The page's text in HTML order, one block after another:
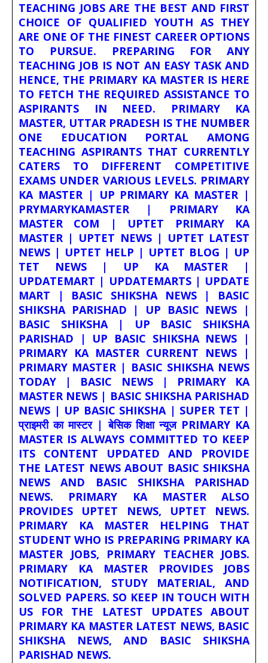
TEACHING JOBS ARE THE BEST AND FIRST
CHOICE OF QUALIFIED YOUTH AS THEY
ARE ONE OF THE FINEST CAREER OPTIONS
TO PURSUE. PREPARING FOR ANY
TEACHING JOB IS NOT AN EASY TASK AND
HENCE, THE PRIMARY KA MASTER IS HERE
TO FETCH THE REQUIRED ASSISTANCE TO
ASPIRANTS IN NEED. PRIMARY KA
MASTER, UTTAR PRADESH IS THE NUMBER
ONE EDUCATION PORTAL AMONG
TEACHING ASPIRANTS THAT CURRENTLY
CATERS TO DIFFERENT COMPETITIVE
EXAMS UNDER VARIOUS LEVELS. PRIMARY
KA MASTER | UP PRIMARY KA MASTER |
PRYMARYKAMASTER | PRIMARY KA
MASTER COM | UPTET PRIMARY KA
MASTER | UPTET NEWS | UPTET LATEST
NEWS | UPTET HELP | UPTET BLOG | UP
TET NEWS | UP KA MASTER |
UPDATEMART | UPDATEMARTS | UPDATE
MART | BASIC SHIKSHA NEWS | BASIC
SHIKSHA PARISHAD | UP BASIC NEWS |
BASIC SHIKSHA | UP BASIC SHIKSHA
PARISHAD | UP BASIC SHIKSHA NEWS |
PRIMARY KA MASTER CURRENT NEWS |
PRIMARY MASTER | BASIC SHIKSHA NEWS
TODAY | BASIC NEWS | PRIMARY KA
MASTER NEWS | BASIC SHIKSHA PARISHAD
NEWS | UP BASIC SHIKSHA | SUPER TET |
प्राइमरी का मास्टर | बेसिक शिक्षा न्यूज PRIMARY KA
MASTER IS ALWAYS COMMITTED TO KEEP
ITS CONTENT UPDATED AND PROVIDE
THE LATEST NEWS ABOUT BASIC SHIKSHA
NEWS AND BASIC SHIKSHA PARISHAD
NEWS. PRIMARY KA MASTER ALSO
PROVIDES UPTET NEWS, UPTET NEWS.
PRIMARY KA MASTER HELPING THAT
STUDENT WHO IS PREPARING PRIMARY KA
MASTER JOBS, PRIMARY TEACHER JOBS.
PRIMARY KA MASTER PROVIDES JOBS
NOTIFICATION, STUDY MATERIAL, AND
SOLVED PAPERS. SO KEEP IN TOUCH WITH
US FOR THE LATEST UPDATES ABOUT
PRIMARY KA MASTER LATEST NEWS, BASIC
SHIKSHA NEWS, AND BASIC SHIKSHA
PARISHAD NEWS.